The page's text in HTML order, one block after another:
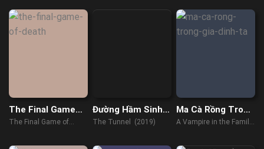
The Final Game
Of Death
The Final Game of
Đường Hầm Sinh
Tử
The Tunnel (2019)
Ma Cà Rồng Trong
Gia Đình Ta
A Vampire in the Family